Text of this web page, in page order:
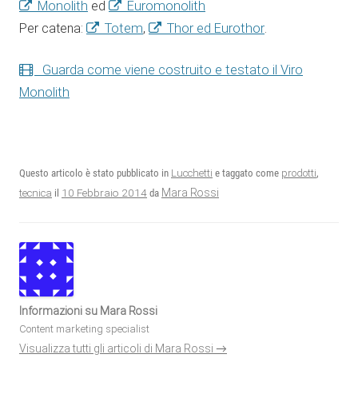
Monolith ed
Euromonolith
Per catena:
Totem, Thor ed Eurothor.
Guarda come viene costruito e testato il Viro
Monolith
Questo articolo è stato pubblicato in Lucchetti e taggato come prodotti,
tecnica il 10 Febbraio 2014 da Mara Rossi
Informazioni su Mara Rossi
Content marketing specialist
Visualizza tutti gli articoli di Mara Rossi →